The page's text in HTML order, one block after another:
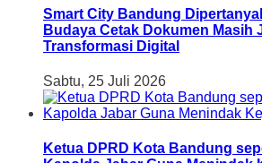
Smart City Bandung
Budaya Cetak Dokumen Masih
Transformasi Digital
Sabtu, 25 Juli 2026
Ketua DPRD Kota Bandung